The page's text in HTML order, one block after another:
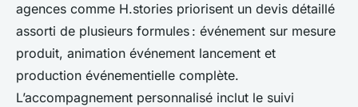
agences comme H.stories priorisent un devis détaillé
assorti de plusieurs formules : événement sur mesure
produit, animation événement lancement et
production événementielle complète.
L’accompagnement personnalisé inclut le suivi